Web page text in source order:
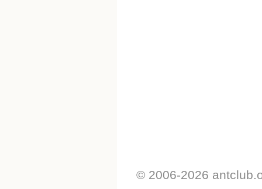
© 2006-2026